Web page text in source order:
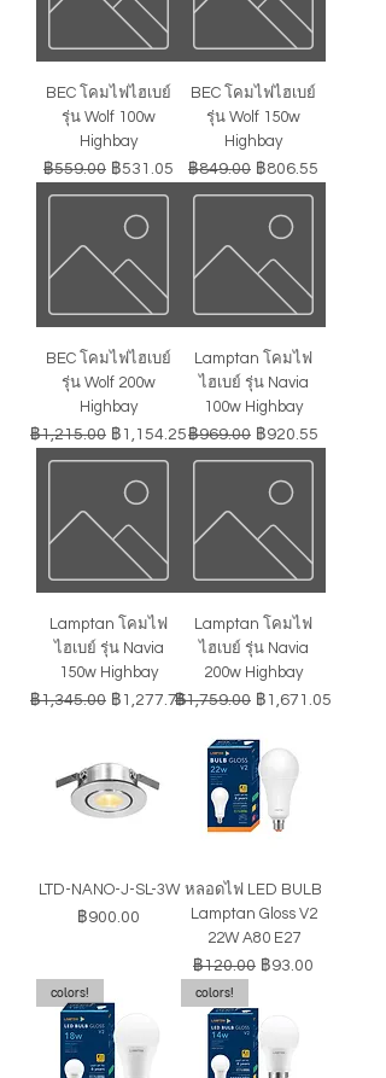
BEC โคมไฟไฮเบย์
รุ่น Wolf 100w
Highbay
ราคาปกติ
฿559.00 ราคาขายลด
฿531.05
BEC โคมไฟไฮเบย์
รุ่น Wolf 150w
Highbay
ราคาปกติ
฿849.00 ราคาขายลด
฿806.55
BEC โคมไฟไฮเบย์
รุ่น Wolf 200w
Highbay
ราคาปกติ
฿1,215.00 ราคาขายลด
฿1,154.25
Lamptan โคมไฟ
ไฮเบย์ รุ่น Navia
100w Highbay
ราคาปกติ
฿969.00 ราคาขายลด
฿920.55
Lamptan โคมไฟ
ไฮเบย์ รุ่น Navia
150w Highbay
ราคาปกติ
฿1,345.00 ราคาขายลด
฿1,277.75
Lamptan โคมไฟ
ไฮเบย์ รุ่น Navia
200w Highbay
ราคาปกติ
฿1,759.00 ราคาขายลด
฿1,671.05
LTD-NANO-J-SL-3W
ราคา
฿900.00
หลอดไฟ LED BULB
Lamptan Gloss V2
22W A80 E27
ราคาปกติ
฿120.00 ราคาขายลด
฿93.00
colors!
colors!